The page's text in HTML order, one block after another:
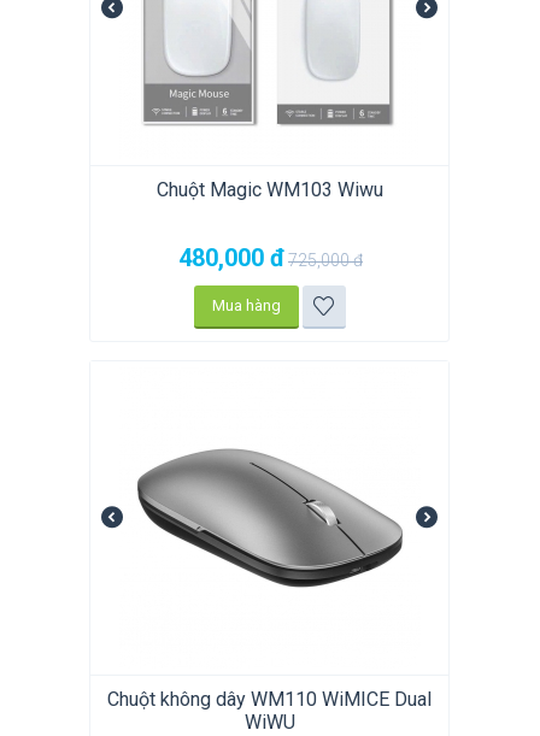
Chuột Magic WM103 Wiwu
480,000 đ725,000đ
Mua hàng
Chuột không dây WM110 WiMICE Dual
WiWU